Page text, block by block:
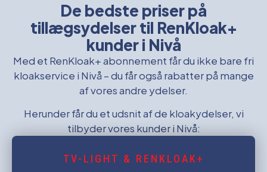
De bedste priser på
tillægsydelser til RenKloak+
kunder i Nivå
Med et RenKloak+ abonnement får du ikke bare fri
kloakservice i Nivå – du får også rabatter på mange
af vores andre ydelser.
Herunder får du et udsnit af de kloakydelser, vi
tilbyder vores kunder i Nivå:
TV-LIGHT & RENKLOAK+